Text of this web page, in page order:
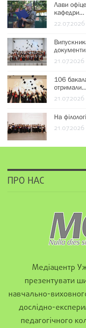
Лави
кафедри…
106
отримали…
На
ПРО НАС
Медіацентр
презентувати
навчально-
дослідно-
педагогічного